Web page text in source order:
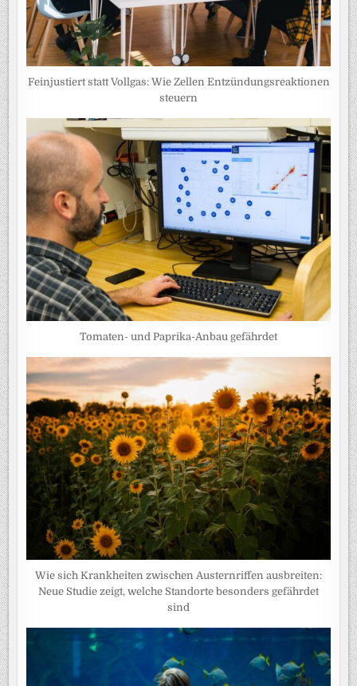
Feinjustiert statt Vollgas: Wie Zellen Entzündungsreaktionen
steuern
Tomaten- und Paprika-Anbau gefährdet
Wie sich Krankheiten zwischen Austernriffen ausbreiten:
Neue Studie zeigt, welche Standorte besonders gefährdet
sind